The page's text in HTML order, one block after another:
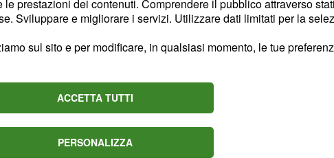
prestazioni dei contenuti. Comprendere il pubblico attraverso
Sviluppare e migliorare i servizi. Utilizzare dati limitati per la
sul sito e per modificare, in qualsiasi momento, le tue
ACCETTA TUTTI
PERSONALIZZA